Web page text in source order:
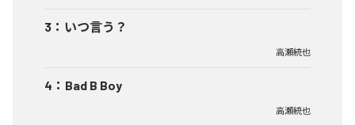
3 ： いつ言う？
高瀬統也
4 ： Bad B Boy
高瀬統也